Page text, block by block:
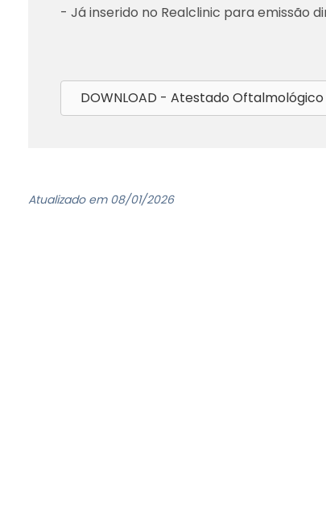
- Já inserido no Realclinic para emissão
DOWNLOAD - Atestado
Atualizado em 08/01/2026